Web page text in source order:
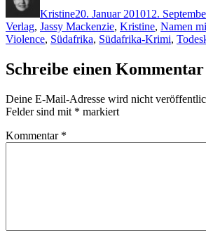
Kristine20. Januar 201012.
Verlag, Jassy Mackenzie, Kristine, Namen
Violence, Südafrika, Südafrika-Krimi,
Schreibe einen Kommentar
Deine E-Mail-Adresse wird nicht
Felder sind mit * markiert
Kommentar *